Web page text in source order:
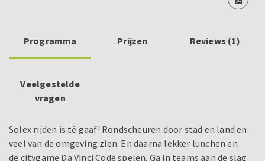
Programma Prijzen Reviews (1)
Veelgestelde
vragen
Solex rijden is té gaaf! Rondscheuren door stad en land en
veel van de omgeving zien. En daarna lekker lunchen en
de citygame Da Vinci Code spelen. Ga in teams aan de slag